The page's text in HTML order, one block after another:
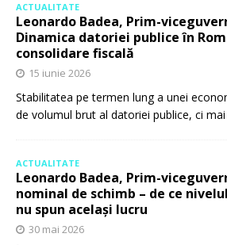
ACTUALITATE
Leonardo Badea, Prim-
Dinamica datoriei publice în
consolidare fiscală
15 iunie 2026
Stabilitatea pe termen lung a unei
de volumul brut al datoriei publice, ci
ACTUALITATE
Leonardo Badea, Prim-
nominal de schimb – de ce
nu spun același lucru
30 mai 2026